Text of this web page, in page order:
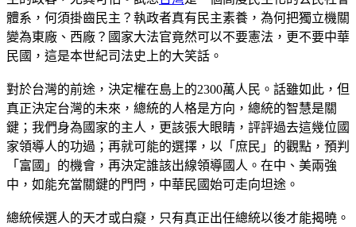
體系，何須掛齒民主？執政者真有民主素養，為何把獨立機關
變為東廠、西廠？國家大法官竟然可以不要憲法，更不要中華
民國，這是本世紀司法史上的大笑話。
對於台灣的前途，決定權在島上的2300萬人民。話雖如此，但
真正決定台灣的未來，總統的人格是方向，總統的智慧是關
鍵；我們身為國家的主人，更該張大眼睛，評評過去這幾位國
家領導人的功過；再就可能的選擇，以「庶民」的觀點，預判
「富國」的機會，再決定誰該出線領導國人。在中、美兩強
中，如能充當關鍵的門閂，中華民國始可走向坦途。
總統候選人的天才或白癡，只有真正出任總統以後才能揭曉。